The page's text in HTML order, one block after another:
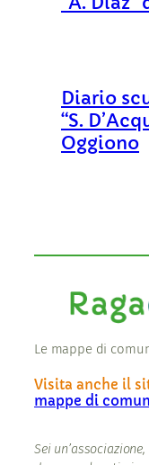
Diario
“S.
Oggiono
Le mappe di
Visita anche il
mappe di
Sei